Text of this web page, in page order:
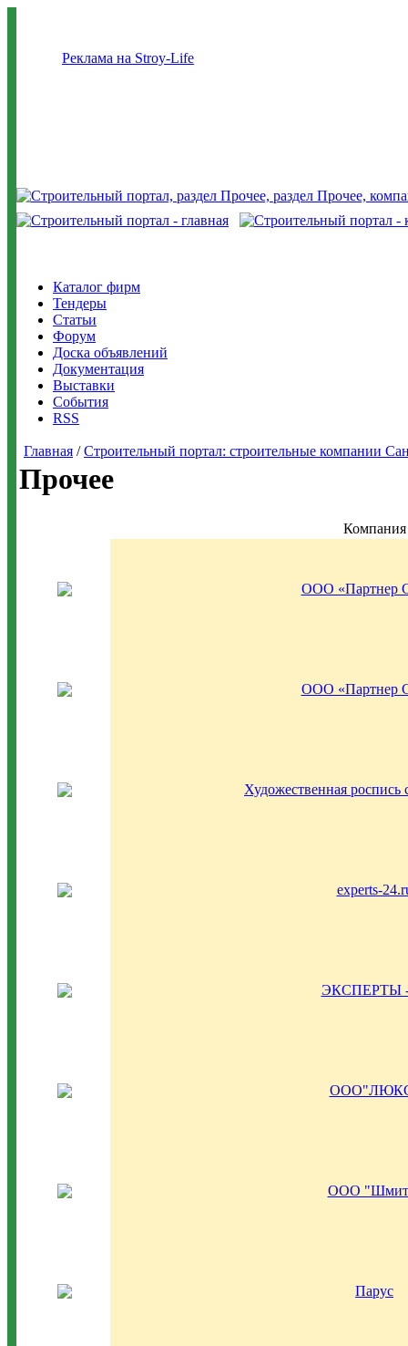
Реклама на Stroy-Life
Каталог фирм
Тендеры
Статьи
Форум
Доска объявлений
Документация
Выставки
События
RSS
Главная /Строительный портал: строительные компании
Прочее
Компания
ООО «Партнер
ООО «Партнер
Художественная роспись
experts-
ЭКСПЕРТЫ -
ООО
Парус